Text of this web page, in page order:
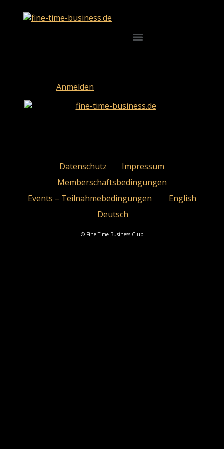
Anmelden
Datenschutz
Impressum
Memberschaftsbedingungen
Events – Teilnahmebedingungen
English
Deutsch
© Fine Time Business Club